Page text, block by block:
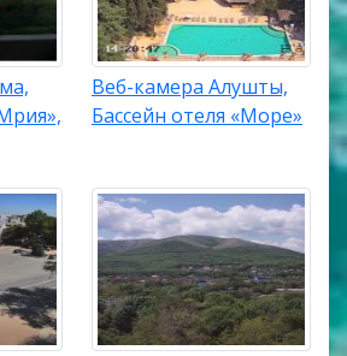
Веб-камера Алушты,
Бассейн отеля «Море»